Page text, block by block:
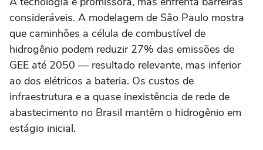
consideráveis. A modelagem de São Paulo mostra
que caminhões a célula de combustível de
hidrogênio podem reduzir 27% das emissões de
GEE até 2050 — resultado relevante, mas inferior
ao dos elétricos a bateria. Os custos de
infraestrutura e a quase inexistência de rede de
abastecimento no Brasil mantêm o hidrogênio em
estágio inicial.